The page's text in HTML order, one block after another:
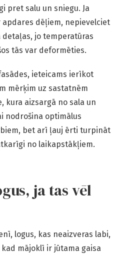
pret salu un sniegu. Ja
dēļiem, nepievelciet
jo temperatūras
tās var deformēties.
ieteicams ierīkot
mērķim uz sastatnēm
kura aizsargā no sala un
nodrošina optimālus
bet arī ļauj ērti turpināt
no laikapstākļiem.
ja tas vēl
logus, kas neaizveras labi,
mājoklī ir jūtama gaisa